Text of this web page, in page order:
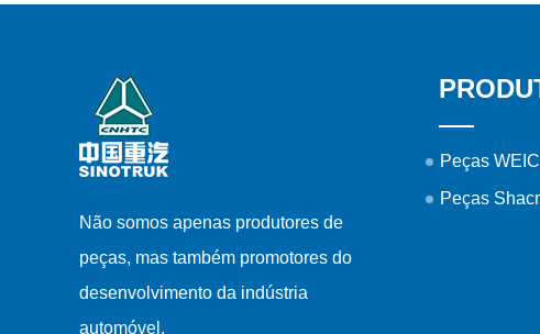
Contate
Não somos apenas produtores de
peças, mas também promotores do
desenvolvimento da indústria
automóvel.
Peças
Peças